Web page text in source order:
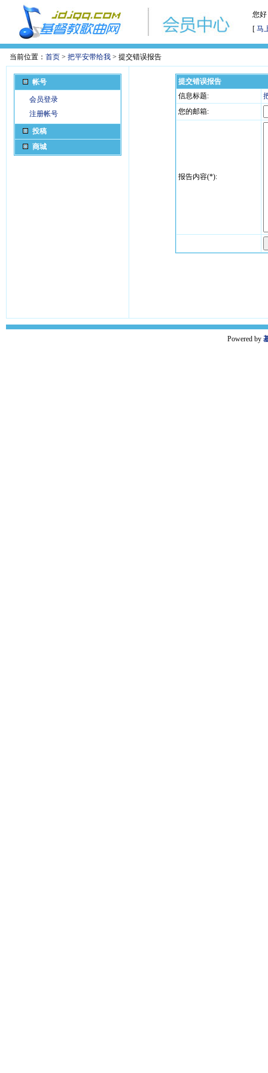
您
[ 马
当前位置： 首页 > 把平安带给我 > 提交错误报告
帐号
会员登录
注册帐号
投稿
商城
提交错误报告
信息标题:
您的邮箱:
报告内容(*):
Powered by